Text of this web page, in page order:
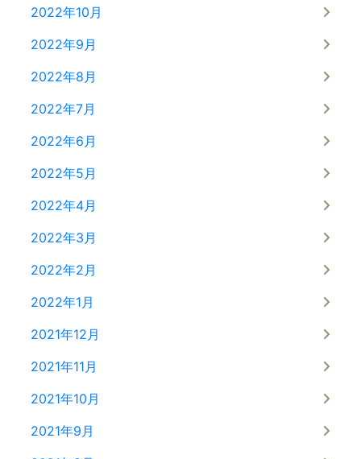
2022年10月
2022年9月
2022年8月
2022年7月
2022年6月
2022年5月
2022年4月
2022年3月
2022年2月
2022年1月
2021年12月
2021年11月
2021年10月
2021年9月